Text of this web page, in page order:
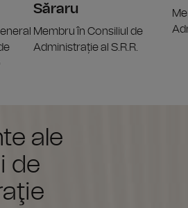
Săraru
Membru în Consiliul de
Administrație al S.R.R.
ale
de